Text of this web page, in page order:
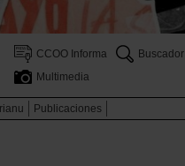
CCOO Informa
Buscador
Multimedia
Publicaciones